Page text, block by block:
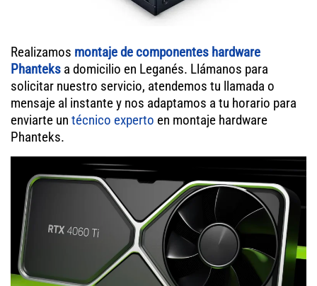
Realizamos montaje de componentes hardware
Phanteks a domicilio en Leganés. Llámanos para
solicitar nuestro servicio, atendemos tu llamada o
mensaje al instante y nos adaptamos a tu horario para
enviarte un técnico experto en montaje hardware
Phanteks.